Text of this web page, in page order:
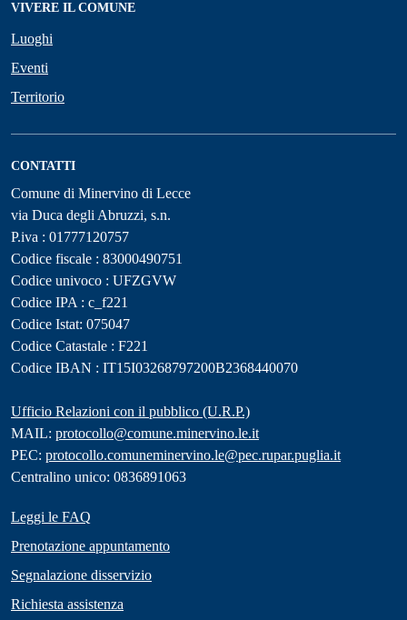
VIVERE IL COMUNE
Luoghi
Eventi
Territorio
CONTATTI
Comune di Minervino di Lecce
via Duca degli Abruzzi, s.n.
P.iva : 01777120757
Codice fiscale : 83000490751
Codice univoco : UFZGVW
Codice IPA : c_f221
Codice Istat: 075047
Codice Catastale : F221
Codice IBAN : IT15I03268797200B2368440070
Ufficio Relazioni con il pubblico (U.R.P.)
MAIL: protocollo@comune.minervino.le.it
PEC: protocollo.comuneminervino.le@pec.rupar.puglia.it
Centralino unico: 0836891063
Leggi le FAQ
Prenotazione appuntamento
Segnalazione disservizio
Richiesta assistenza